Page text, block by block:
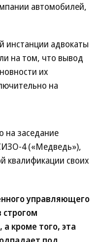
автомобилей,
инстанции адвокаты
на том, что вывод
их
на
на заседание
4 («Медведь»),
квалификации своих
управляющего
а кроме того, эта